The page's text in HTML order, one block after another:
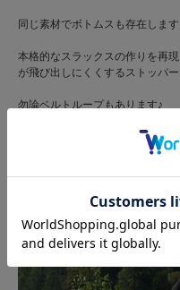
同じ素材でボトムスも存在します
本格的なスラックスの作りを再
が飛び出しにくくするストッパー
勿論ベルトループもあります♪